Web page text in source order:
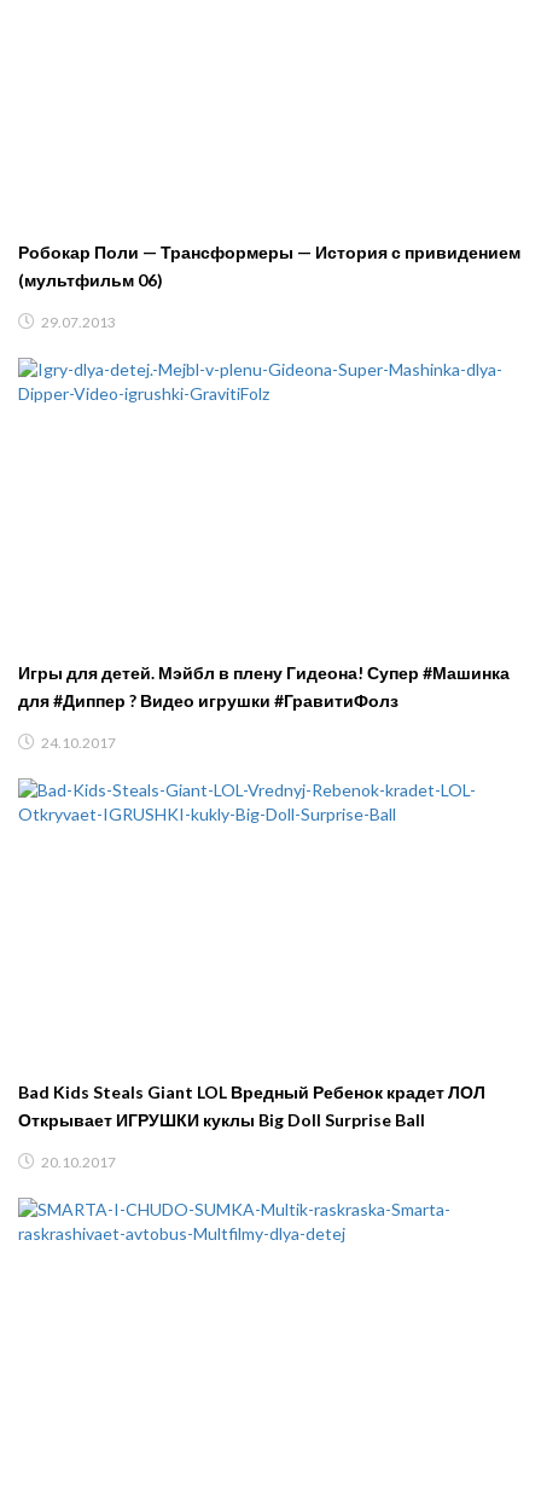
Робокар Поли — Трансформеры — История с привидением
(мультфильм 06)
29.07.2013
Игры для детей. Мэйбл в плену Гидеона! Супер #Машинка
для #Диппер ? Видео игрушки #ГравитиФолз
24.10.2017
Bad Kids Steals Giant LOL Вредный Ребенок крадет ЛОЛ
Открывает ИГРУШКИ куклы Big Doll Surprise Ball
20.10.2017